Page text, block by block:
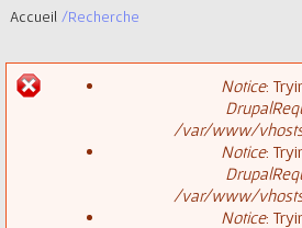
Accueil /Recherche
Notice:
/var/www/
Notice:
/var/www/
Notice: